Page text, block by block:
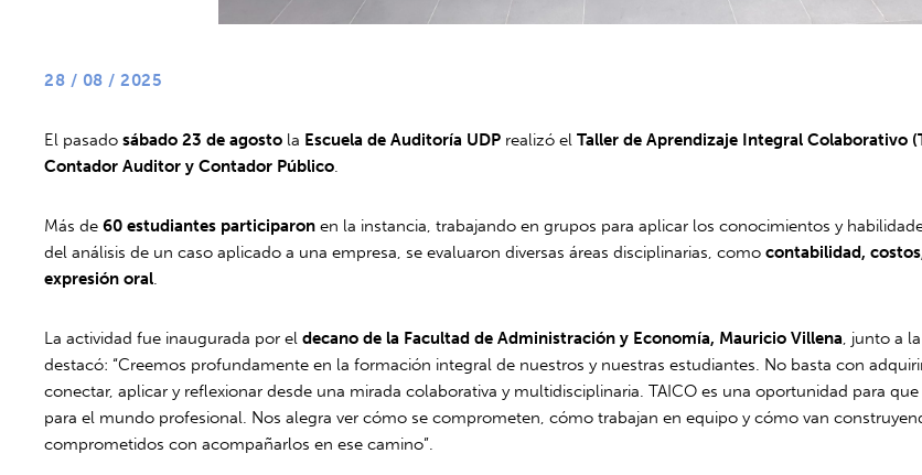
28 / 08 / 2025
El pasadosábado 23 de agosto la Escuela de Auditoría UDP realizó elTaller de Aprendizaje Integral Colaborativo
Contador Auditor y Contador Público.
Más de60 estudiantes participaron en la instancia, trabajando en grupos para aplicar los conocimientos y
del análisis de un caso aplicado a una empresa, se evaluaron diversas áreas disciplinarias, comocontabilidad,
expresión oral.
La actividad fue inaugurada por eldecano de la Facultad de Administración y Economía, Mauricio Villena, junto a
destacó: “Creemos profundamente en la formación integral de nuestros y nuestras estudiantes. No basta con
conectar, aplicar y reflexionar desde una mirada colaborativa y multidisciplinaria. TAICO es una oportunidad para
para el mundo profesional. Nos alegra ver cómo se comprometen, cómo trabajan en equipo y cómo van
comprometidos con acompañarlos en ese camino”.